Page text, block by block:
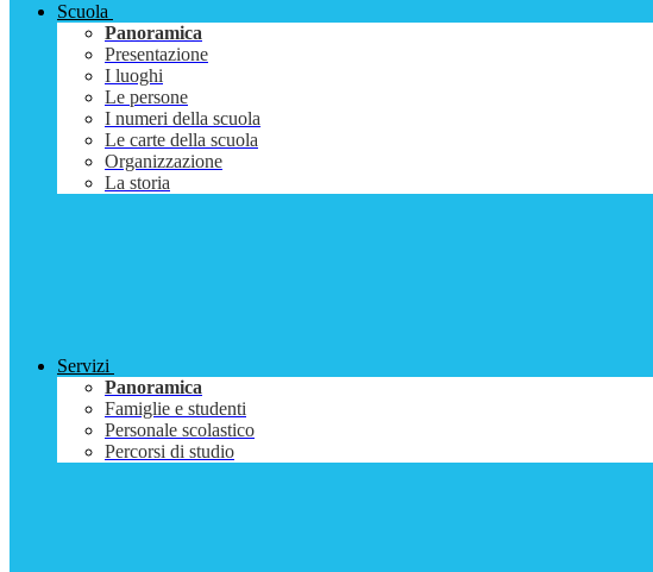
Scuola
Panoramica
Presentazione
I luoghi
Le persone
I numeri della scuola
Le carte della scuola
Organizzazione
La storia
Servizi
Panoramica
Famiglie e studenti
Personale scolastico
Percorsi di studio